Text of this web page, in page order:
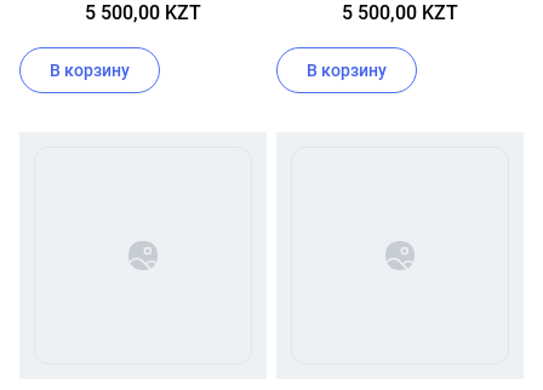
5 500,00 KZT
В корзину
5 500,00 KZT
В корзину